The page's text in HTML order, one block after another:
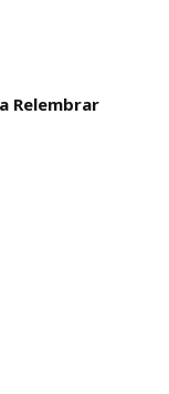
Relembrar